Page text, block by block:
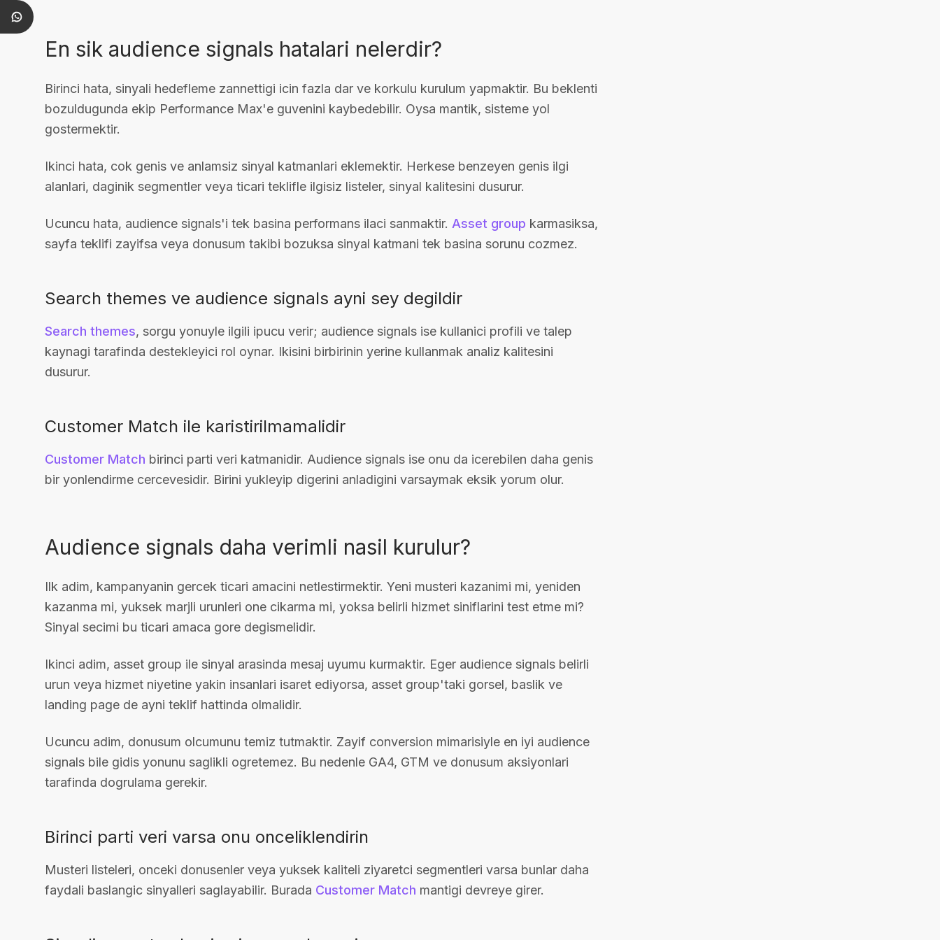
En sik audience signals hatalari nelerdir?
Birinci hata, sinyali hedefleme zannettigi icin fazla dar ve korkulu kurulum yapmaktir. Bu beklenti
bozuldugunda ekip Performance Max'e guvenini kaybedebilir. Oysa mantik, sisteme yol
gostermektir.
Ikinci hata, cok genis ve anlamsiz sinyal katmanlari eklemektir. Herkese benzeyen genis ilgi
alanlari, daginik segmentler veya ticari teklifle ilgisiz listeler, sinyal kalitesini dusurur.
Ucuncu hata, audience signals'i tek basina performans ilaci sanmaktir. Asset group karmasiksa,
sayfa teklifi zayifsa veya donusum takibi bozuksa sinyal katmani tek basina sorunu cozmez.
Search themes ve audience signals ayni sey degildir
Search themes, sorgu yonuyle ilgili ipucu verir; audience signals ise kullanici profili ve talep
kaynagi tarafinda destekleyici rol oynar. Ikisini birbirinin yerine kullanmak analiz kalitesini
dusurur.
Customer Match ile karistirilmamalidir
Customer Match birinci parti veri katmanidir. Audience signals ise onu da icerebilen daha genis
bir yonlendirme cercevesidir. Birini yukleyip digerini anladigini varsaymak eksik yorum olur.
Audience signals daha verimli nasil kurulur?
Ilk adim, kampanyanin gercek ticari amacini netlestirmektir. Yeni musteri kazanimi mi, yeniden
kazanma mi, yuksek marjli urunleri one cikarma mi, yoksa belirli hizmet siniflarini test etme mi?
Sinyal secimi bu ticari amaca gore degismelidir.
Ikinci adim, asset group ile sinyal arasinda mesaj uyumu kurmaktir. Eger audience signals belirli
urun veya hizmet niyetine yakin insanlari isaret ediyorsa, asset group'taki gorsel, baslik ve
landing page de ayni teklif hattinda olmalidir.
Ucuncu adim, donusum olcumunu temiz tutmaktir. Zayif conversion mimarisiyle en iyi audience
signals bile gidis yonunu saglikli ogretemez. Bu nedenle GA4, GTM ve donusum aksiyonlari
tarafinda dogrulama gerekir.
Birinci parti veri varsa onu onceliklendirin
Musteri listeleri, onceki donusenler veya yuksek kaliteli ziyaretci segmentleri varsa bunlar daha
faydali baslangic sinyalleri saglayabilir. Burada Customer Match mantigi devreye girer.